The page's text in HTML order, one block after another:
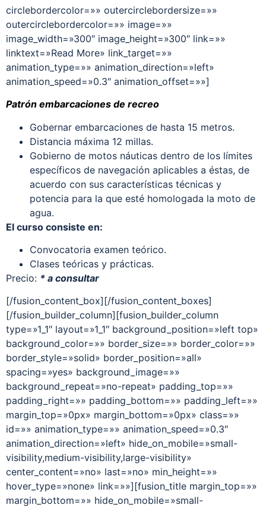
circlebordercolor=»» outercirclebordersize=»»
outercirclebordercolor=»» image=»»
image_width=»300″ image_height=»300″ link=»»
linktext=»Read More» link_target=»»
animation_type=»» animation_direction=»left»
animation_speed=»0.3″ animation_offset=»»]
Patrón embarcaciones de recreo
Gobernar embarcaciones de hasta 15 metros.
Distancia máxima 12 millas.
Gobierno de motos náuticas dentro de los límites
específicos de navegación aplicables a éstas, de
acuerdo con sus características técnicas y
potencia para la que esté homologada la moto de
agua.
El curso consiste en:
Convocatoria examen teórico.
Clases teóricas y prácticas.
Precio: * a consultar
[/fusion_content_box][/fusion_content_boxes]
[/fusion_builder_column][fusion_builder_column
type=»1_1″ layout=»1_1″ background_position=»left top»
background_color=»» border_size=»» border_color=»»
border_style=»solid» border_position=»all»
spacing=»yes» background_image=»»
background_repeat=»no-repeat» padding_top=»»
padding_right=»» padding_bottom=»» padding_left=»»
margin_top=»0px» margin_bottom=»0px» class=»»
id=»» animation_type=»» animation_speed=»0.3″
animation_direction=»left» hide_on_mobile=»small-
visibility,medium-visibility,large-visibility»
center_content=»no» last=»no» min_height=»»
hover_type=»none» link=»»][fusion_title margin_top=»»
margin_bottom=»» hide_on_mobile=»small-